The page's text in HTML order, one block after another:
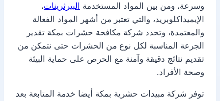
وسرعة، ومن بين المواد المستخدمة البيرثرينات،
الإيميداكلوبريد، والتي تعتبر من أشهر المواد الفعالة
والمعتمدة، وتحدد شركة مكافحة حشرات بمكة تقدير
الجرعة المناسبة لكل نوع من الحشرات حتى نتمكن من
تقديم نتائج دقيقة وآمنة مع الحرص على حماية البيئة
وصحة الأفراد.
توفر شركة مبيدات حشرية بمكة أيضا خدمة المتابعة بعد